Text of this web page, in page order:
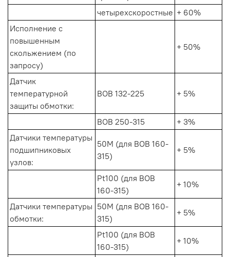
четырехскоростные + 60%
Исполнение с
повышенным
скольжением (по
запросу)
+ 50%
Датчик
температурной
защиты обмотки:
ВОВ 132-225 + 5%
ВОВ 250-315
+ 3%
Датчики температуры
подшипниковых
узлов:
50М (для ВОВ 160-
315)
+ 5%
Pt100 (для ВОВ
160-315)
+ 10%
Датчики температуры
обмотки:
50М (для ВОВ 160-
315)
+ 5%
Pt100 (для ВОВ
160-315)
+ 10%